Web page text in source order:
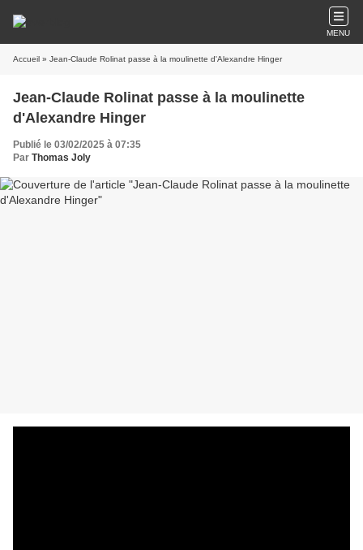
MENU
Accueil » Jean-Claude Rolinat passe à la moulinette d'Alexandre Hinger
Jean-Claude Rolinat passe à la moulinette
d'Alexandre Hinger
Publié le 03/02/2025 à 07:35
Par Thomas Joly